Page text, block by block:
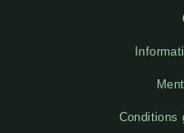
Conditions